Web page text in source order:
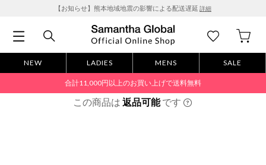
【お知らせ】熊本地域地震の影響による配送遅延 詳細
NEW LADIES MENS SALE
合計11,000円以上のお買い上げで送料無料
この商品は 返品可能です